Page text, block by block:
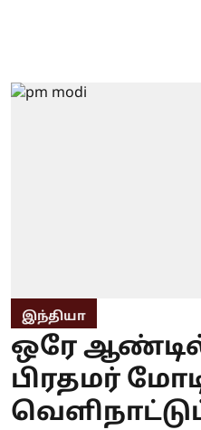
இந்தியா
ஒரே ஆண்டில்
பிரதமர்